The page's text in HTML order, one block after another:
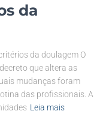
da
da doulagem O
que altera as
mudanças foram
das profissionais. A
Leia mais